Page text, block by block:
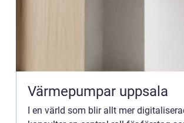
Värmepumpar uppsala
I en värld som blir allt mer